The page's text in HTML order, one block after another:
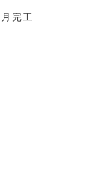
完工